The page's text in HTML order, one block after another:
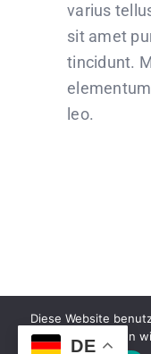
varius
sit amet
tincidunt.
leo.
© Copyright
DE
Diese Website
nutzt, gehen